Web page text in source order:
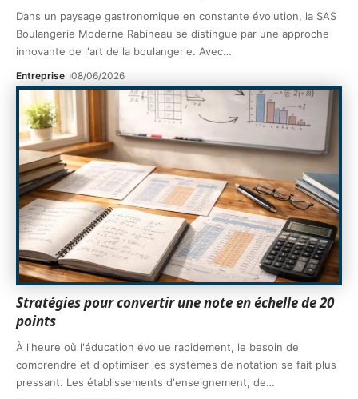
Dans un paysage gastronomique en constante évolution, la SAS
Boulangerie Moderne Rabineau se distingue par une approche
innovante de l'art de la boulangerie. Avec…
Entreprise 08/06/2026
Stratégies pour convertir une note en échelle de 20
points
À l'heure où l'éducation évolue rapidement, le besoin de
comprendre et d'optimiser les systèmes de notation se fait plus
pressant. Les établissements d'enseignement, de…